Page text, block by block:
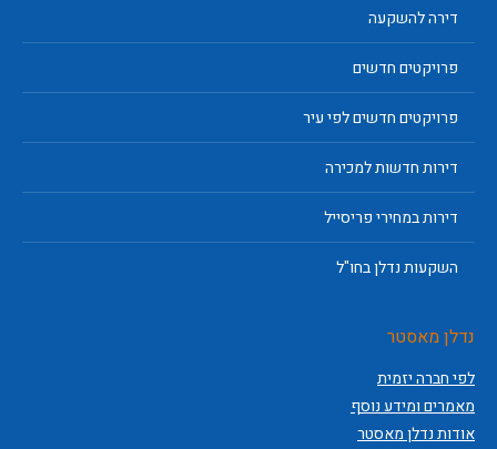
דירה להשקעה
פרויקטים חדשים
פרויקטים חדשים לפי עיר
דירות חדשות למכירה
דירות במחירי פריסייל
השקעות נדלן בחו"ל
נדלן מאסטר
לפי חברה יזמית
מאמרים ומידע נוסף
אודות נדלן מאסטר